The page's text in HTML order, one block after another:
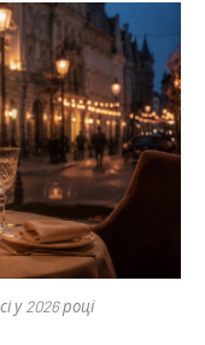
у 2026 році